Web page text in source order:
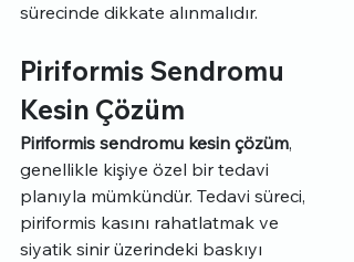
sürecinde dikkate alınmalıdır.
Piriformis Sendromu
Kesin Çözüm
Piriformis sendromu kesin çözüm,
genellikle kişiye özel bir tedavi
planıyla mümkündür. Tedavi süreci,
piriformis kasını rahatlatmak ve
siyatik sinir üzerindeki baskıyı